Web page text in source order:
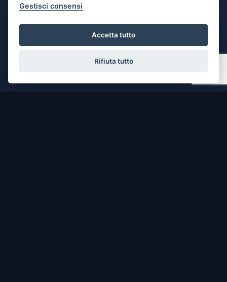
DOVE SIAMO
Gestisci consensi
Accetta tutto
Rifiuta tutto